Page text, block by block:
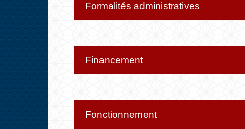
Formalités administratives
Financement
Fonctionnement